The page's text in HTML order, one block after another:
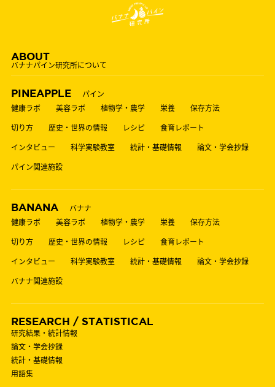
ABOUT
バナナパイン研究所について
PINEAPPLE
パイン
健康ラボ
美容ラボ 植物学・農学 栄養
保存方法
切り方
歴史・世界の情報 レシピ
食育レポート
インタビュー
科学実験教室 統計・基礎情報
論文・学会抄録
パイン関連施設
BANANA
バナナ
健康ラボ
美容ラボ 植物学・農学 栄養
保存方法
切り方
歴史・世界の情報 レシピ
食育レポート
インタビュー
科学実験教室 統計・基礎情報
論文・学会抄録
バナナ関連施設
RESEARCH / STATISTICAL
研究結果・統計情報
論文・学会抄録
統計・基礎情報
用語集